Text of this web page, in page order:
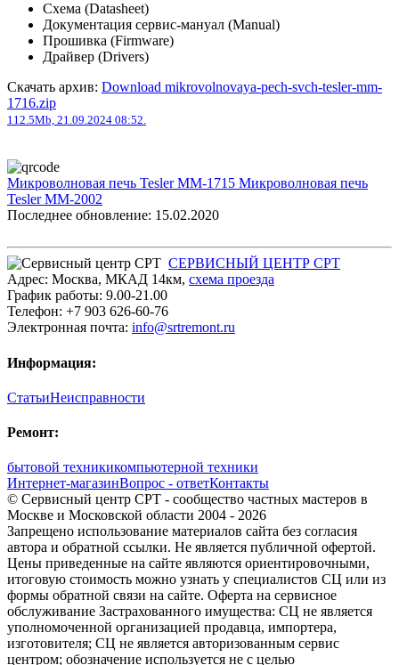
Схема (Datasheet)
Документация сервис-мануал (Manual)
Прошивка (Firmware)
Драйвер (Drivers)
Скачать архив: Download mikrovolnovaya-pech-svch-tesler-mm-
1716.zip
112.5Mb, 21.09.2024 08:52.
Микроволновая печь Tesler MM-1715 Микроволновая печь
Tesler MM-2002
Последнее обновление: 15.02.2020
СЕРВИСНЫЙ ЦЕНТР СРТ
Адрес: Москва, МКАД 14км, cхема проезда
График работы: 9.00-21.00
Телефон: +7 903 626-60-76
Электронная почта: info@srtremont.ru
Информация:
СтатьиНеисправности
Ремонт:
бытовой техникикомпьютерной техники
Интернет-магазинВопрос - ответКонтакты
© Сервисный центр СРТ - сообщество частных мастеров в
Москве и Московской области 2004 - 2026
Запрещено использование материалов сайта без согласия
автора и обратной ссылки. Не является публичной офертой.
Цены приведенные на сайте являются ориентировочными,
итоговую стоимость можно узнать у специалистов СЦ или из
формы обратной связи на сайте. Оферта на сервисное
обслуживание Застрахованного имущества: СЦ не является
уполномоченной организацией продавца, импортера,
изготовителя; СЦ не является авторизованным сервис
центром; обозначение используется не с целью